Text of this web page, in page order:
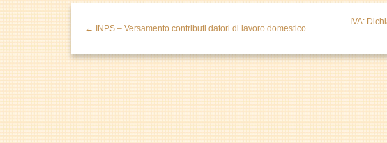
← INPS – Versamento contributi datori di lavoro domestico
IVA: